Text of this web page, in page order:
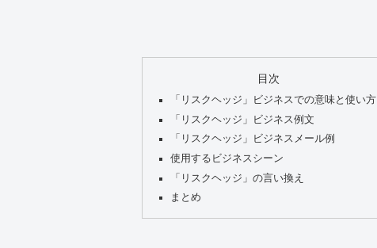
目次
「リスクヘッジ」ビジネスでの意味と使い方
「リスクヘッジ」ビジネス例文
「リスクヘッジ」ビジネスメール例
使用するビジネスシーン
「リスクヘッジ」の言い換え
まとめ